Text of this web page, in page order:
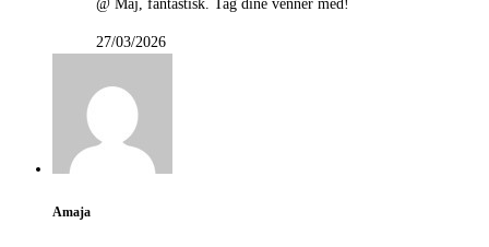
@ Maj, fantastisk. Tag dine venner med!
27/03/2026
Amaja